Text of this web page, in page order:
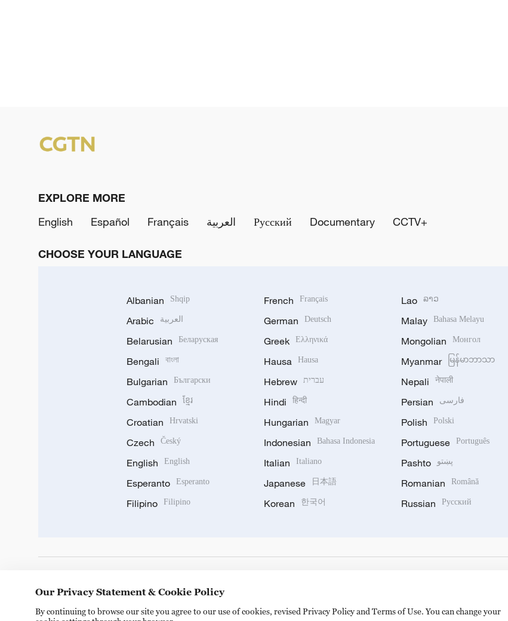
EXPLORE MORE
English
Español Français العربية Русский Documentary CCTV+
CHOOSE YOUR LANGUAGE
Albanian Shqip
Arabic العربية
Belarusian Беларуская
Bengali বাংলা
Bulgarian Български
Cambodian ខ្មែរ
Croatian Hrvatski
Czech Český
English English
Esperanto Esperanto
Filipino Filipino
French Français
German Deutsch
Greek Ελληνικά
Hausa Hausa
Hebrew עברית
Hindi हिन्दी
Hungarian Magyar
Indonesian Bahasa Indonesia
Italian Italiano
Japanese 日本語
Korean 한국어
Lao ລາວ
Malay Bahasa Melayu
Mongolian Монгол
Myanmar မြန်မာဘာသာ
Nepali नेपाली
Persian فارسی
Polish Polski
Portuguese Português
Pashto پښتو
Romanian Română
Russian Русский
Our Privacy Statement & Cookie Policy
By continuing to browse our site you agree to our use of cookies, revised Privacy Policy and Terms of Use. You can change your